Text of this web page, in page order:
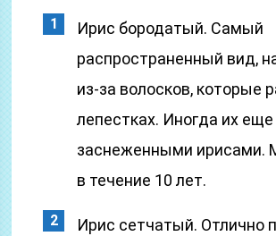
Ирис бородатый. Самый
распространенный вид,
из-за волосков, которые
лепестках. Иногда их
заснеженными ирисами.
в течение 10 лет.
Ирис сетчатый. Отлично